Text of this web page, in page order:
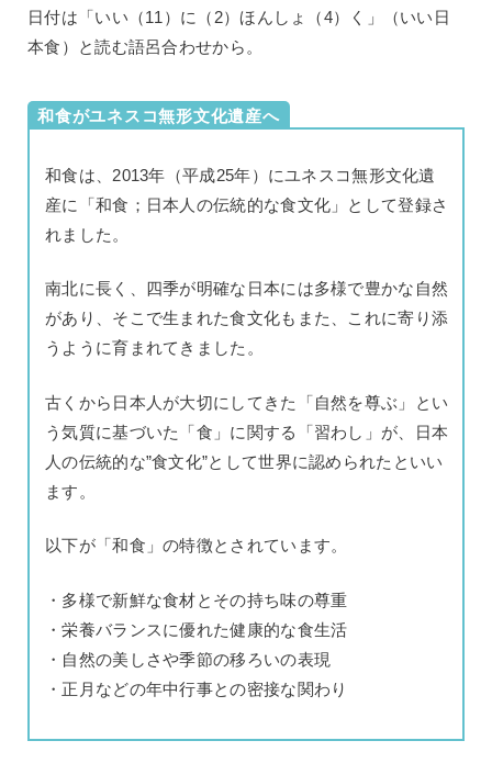
日付は「いい（11）に（2）ほんしょ（4）く」（いい日
本食）と読む語呂合わせから。
和食がユネスコ無形文化遺産へ
和食は、2013年（平成25年）にユネスコ無形文化遺
産に「和食；日本人の伝統的な食文化」として登録さ
れました。
南北に長く、四季が明確な日本には多様で豊かな自然
があり、そこで生まれた食文化もまた、これに寄り添
うように育まれてきました。
古くから日本人が大切にしてきた「自然を尊ぶ」とい
う気質に基づいた「食」に関する「習わし」が、日本
人の伝統的な”食文化”として世界に認められたといい
ます。
以下が「和食」の特徴とされています。
・多様で新鮮な食材とその持ち味の尊重
・栄養バランスに優れた健康的な食生活
・自然の美しさや季節の移ろいの表現
・正月などの年中行事との密接な関わり